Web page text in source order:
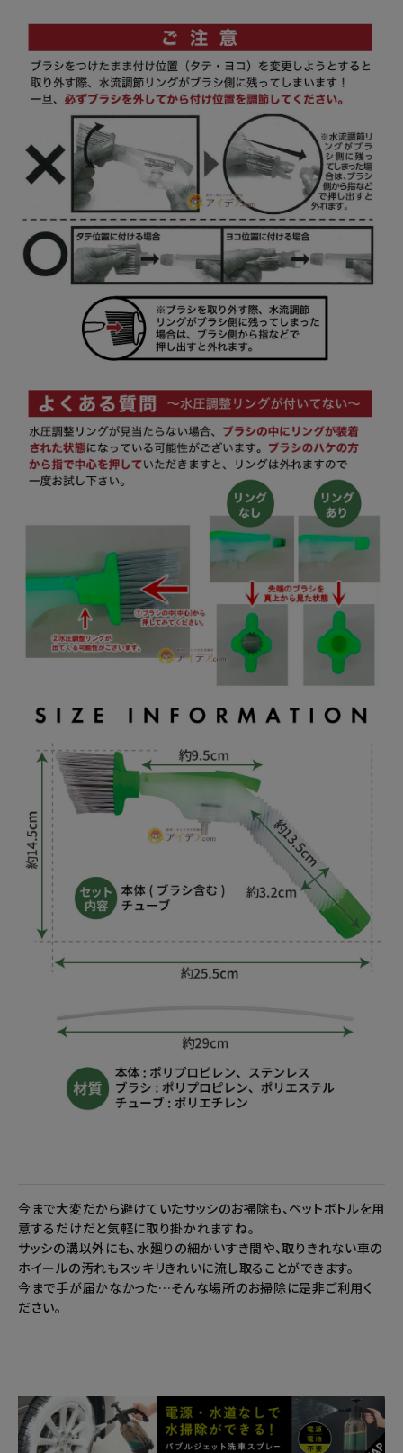
今まで大変だから避けていたサッシのお掃除も、ペットボトルを用
意するだけだと気軽に取り掛かれますね。
サッシの溝以外にも、水廻りの細かいすき間や、取りきれない車の
ホイールの汚れもスッキリきれいに流し取ることができます。
今まで手が届かなかった…そんな場所のお掃除に是非ご利用く
ださい。